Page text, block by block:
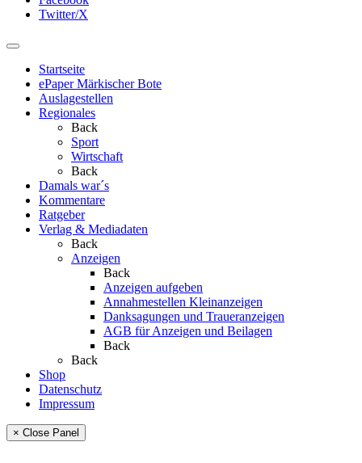
Twitter/X
Startseite
ePaper Märkischer Bote
Auslagestellen
Regionales
Back
Sport
Wirtschaft
Back
Damals war´s
Kommentare
Ratgeber
Verlag & Mediadaten
Back
Anzeigen
Back
Anzeigen aufgeben
Annahmestellen Kleinanzeigen
Danksagungen und Traueranzeigen
AGB für Anzeigen und Beilagen
Back
Back
Shop
Datenschutz
Impressum
× Close Panel